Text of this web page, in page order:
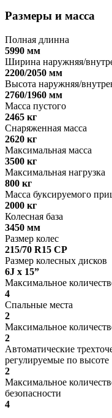
Размеры и масса
Полная длинна
5990 мм
Ширина наружняя/
2200/2050 мм
Высота наружняя/
2760/1960 мм
Масса пустого
2465 кг
Снаряженная масса
2620 кг
Максимальная масса
3500 кг
Максимальная нагрузка
800 кг
Масса буксируемого
2000 кг
Колесная база
3450 мм
Размер колес
215/70 R15 CP
Размер колесных дисков
6J x 15”
Максимальное
4
Спальные места
2
Максимальное
2
Автоматические
регулируемые по высоте
2
Максимальное
безопасности
4